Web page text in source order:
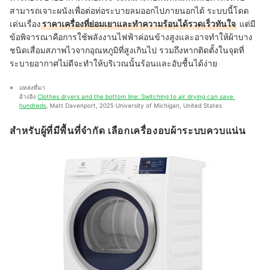
สามารถเจาะผนังเพื่อต่อท่อระบายลมออกไปภายนอกได้ ระบบนี้โดด
เด่นเรื่องราคาเครื่องที่ย่อมเยาและทำความร้อนได้รวดเร็วทันใจ แต่มี
ข้อพิจารณาคือการใช้พลังงานไฟฟ้าค่อนข้างสูงและอาจทำให้ผ้าบาง
ชนิดเสื่อมสภาพไวจากอุณหภูมิที่สูงเกินไป รวมถึงหากติดตั้งในจุดที่
ระบายอากาศไม่ดีจะทำให้บริเวณนั้นร้อนและอับชื้นได้ง่าย
แหล่งที่มา
อ้างอิง Clothes dryers and the bottom line: Switching to air drying can save
hundreds , Matt Davenport, 2025 University of Michigan, United States
สำหรับผู้ที่มีพื้นที่จำกัด เลือกเครื่องอบผ้าระบบควบแน่น